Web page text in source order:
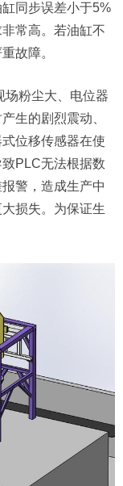
同步误差小于5%
常高。若油缸不
故障。
场粉尘大、电位器
生的剧烈震动、
位移传感器在使
PLC无法根据数
警，造成生产中
损失。为保证生